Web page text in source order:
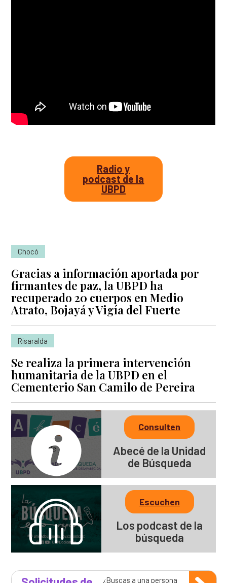
Radio y
podcast de la
UBPD
Chocó
Gracias a información aportada por
firmantes de paz, la UBPD ha
recuperado 20 cuerpos en Medio
Atrato, Bojayá y Vigía del Fuerte
Risaralda
Se realiza la primera intervención
humanitaria de la UBPD en el
Cementerio San Camilo de Pereira
Consulten
Abecé de la Unidad
de Búsqueda
Escuchen
Los podcast de la
búsqueda
¿Buscas a una persona